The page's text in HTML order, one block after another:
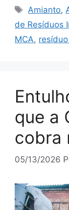
Amianto,
de Resíduos
MCA,
que a
cobra
05/13/2026